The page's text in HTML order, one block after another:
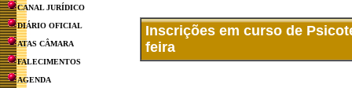
CANAL JURÍDICO
DIÁRIO OFICIAL
ATAS CÂMARA
FALECIMENTOS
AGENDA
Inscrições em curso de
feira